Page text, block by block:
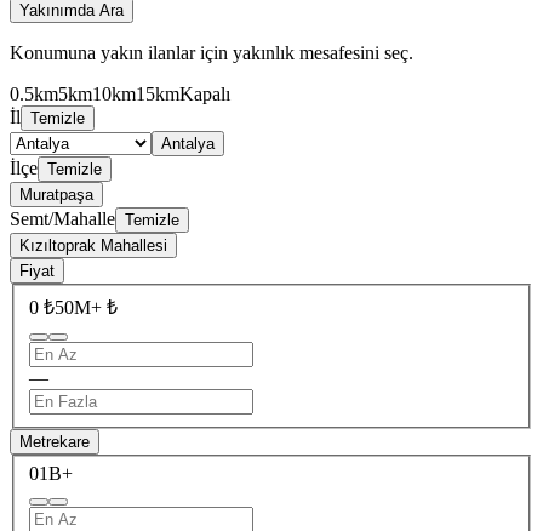
Yakınımda Ara
Konumuna yakın ilanlar için yakınlık mesafesini seç.
0.5km5km10km15kmKapalı
İl Temizle
Antalya
İlçe Temizle
Muratpaşa
Semt/Mahalle Temizle
Kızıltoprak Mahallesi
Fiyat
0 ₺50M+ ₺
—
Metrekare
01B+